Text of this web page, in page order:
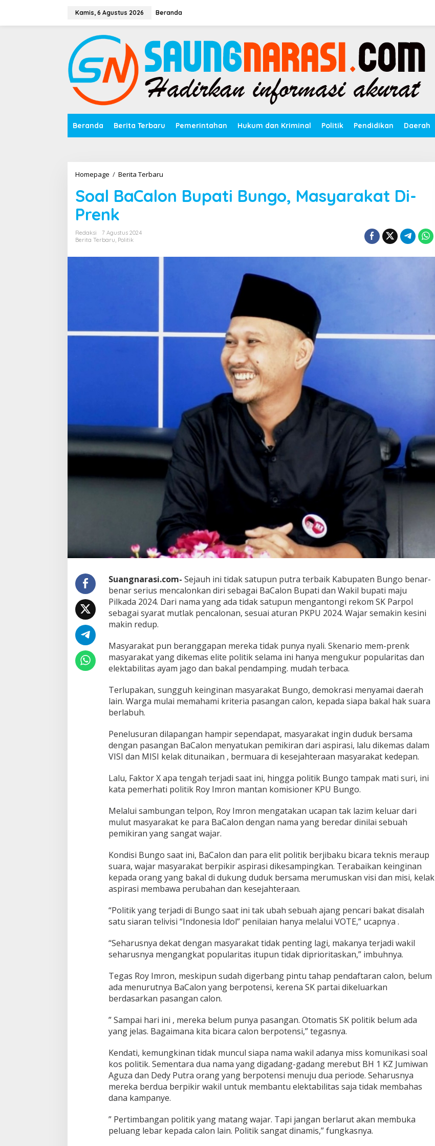
Kamis, 6 Agustus 2026 Beranda
Beranda Berita Terbaru Pemerintahan Hukum dan Kriminal Politik Pendidikan Daerah
Homepage / Berita Terbaru
Bupati
Bungo,
Soal BaCalon Bupati Bungo, Masyarakat Di-
Prenk
Redaksi
7 Agustus 2024
Berita Terbaru, Politik
Suangnarasi.com- Sejauh ini tidak satupun putra terbaik Kabupaten Bungo benar-
benar serius mencalonkan diri sebagai BaCalon Bupati dan Wakil bupati maju
Pilkada 2024. Dari nama yang ada tidak satupun mengantongi rekom SK Parpol
sebagai syarat mutlak pencalonan, sesuai aturan PKPU 2024. Wajar semakin kesini
makin redup.
Masyarakat pun beranggapan mereka tidak punya nyali. Skenario mem-prenk
masyarakat yang dikemas elite politik selama ini hanya mengukur popularitas dan
elektabilitas ayam jago dan bakal pendamping. mudah terbaca.
Terlupakan, sungguh keinginan masyarakat Bungo, demokrasi menyamai daerah
lain. Warga mulai memahami kriteria pasangan calon, kepada siapa bakal hak suara
berlabuh.
Penelusuran dilapangan hampir sependapat, masyarakat ingin duduk bersama
dengan pasangan BaCalon menyatukan pemikiran dari aspirasi, lalu dikemas dalam
VISI dan MISI kelak ditunaikan , bermuara di kesejahteraan masyarakat kedepan.
Lalu, Faktor X apa tengah terjadi saat ini, hingga politik Bungo tampak mati suri, ini
kata pemerhati politik Roy Imron mantan komisioner KPU Bungo.
Melalui sambungan telpon, Roy Imron mengatakan ucapan tak lazim keluar dari
mulut masyarakat ke para BaCalon dengan nama yang beredar dinilai sebuah
pemikiran yang sangat wajar.
Kondisi Bungo saat ini, BaCalon dan para elit politik berjibaku bicara teknis meraup
suara, wajar masyarakat berpikir aspirasi dikesampingkan. Terabaikan keinginan
kepada orang yang bakal di dukung duduk bersama merumuskan visi dan misi, kelak
aspirasi membawa perubahan dan kesejahteraan.
“Politik yang terjadi di Bungo saat ini tak ubah sebuah ajang pencari bakat disalah
satu siaran telivisi “Indonesia Idol” penilaian hanya melalui VOTE,” ucapnya .
“Seharusnya dekat dengan masyarakat tidak penting lagi, makanya terjadi wakil
seharusnya mengangkat popularitas itupun tidak diprioritaskan,” imbuhnya.
Tegas Roy Imron, meskipun sudah digerbang pintu tahap pendaftaran calon, belum
ada menurutnya BaCalon yang berpotensi, kerena SK partai dikeluarkan
berdasarkan pasangan calon.
” Sampai hari ini , mereka belum punya pasangan. Otomatis SK politik belum ada
yang jelas. Bagaimana kita bicara calon berpotensi,” tegasnya.
Kendati, kemungkinan tidak muncul siapa nama wakil adanya miss komunikasi soal
kos politik. Sementara dua nama yang digadang-gadang merebut BH 1 KZ Jumiwan
Aguza dan Dedy Putra orang yang berpotensi menuju dua periode. Seharusnya
mereka berdua berpikir wakil untuk membantu elektabilitas saja tidak membahas
dana kampanye.
” Pertimbangan politik yang matang wajar. Tapi jangan berlarut akan membuka
peluang lebar kepada calon lain. Politik sangat dinamis,” fungkasnya.